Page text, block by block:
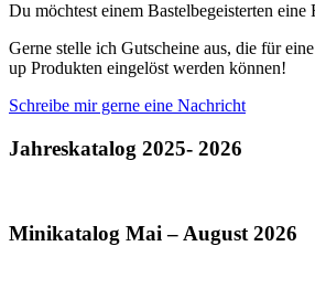
Du möchtest einem Bastelbegeisterten eine
Gerne stelle ich Gutscheine aus, die für
up Produkten eingelöst werden können!
Schreibe mir gerne eine Nachricht
Jahreskatalog 2025- 2026
Minikatalog Mai – August 2026